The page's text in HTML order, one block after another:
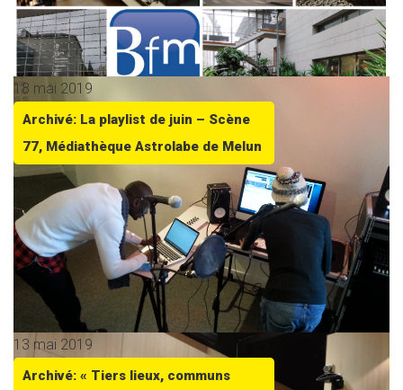
18 mai 2019
Archivé: La playlist de juin – Scène
77, Médiathèque Astrolabe de Melun
13 mai 2019
Archivé: « Tiers lieux, communs